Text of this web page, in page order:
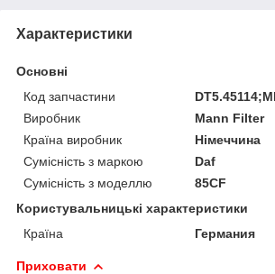
Характеристики
Основні
Код запчастини
Виробник
Mann Filter
Країна виробник
Німеччина
Сумісність з маркою
Daf
Сумісність з моделлю
85CF
Користувальницькі характеристики
Країна
Германия
Приховати